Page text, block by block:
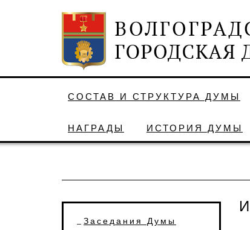
СОСТАВ И СТРУКТУРА ДУМЫ
НАГРАДЫ ИСТОРИЯ ДУМЫ
Заседания Думы